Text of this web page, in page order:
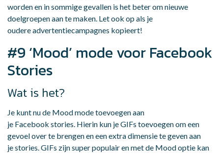
worden en in sommige gevallen is het beter om nieuwe
doelgroepen aan te maken. Let ook op als je
oudere advertentiecampagnes kopieert!
#9 ‘Mood’ mode voor Facebook
Stories
Wat is het?
Je kunt nu de Mood mode toevoegen aan
je Facebook stories. Hierin kun je GIFs toevoegen om een
gevoel over te brengen en een extra dimensie te geven aan
je stories. GIFs zijn super populair en met de Mood optie kan